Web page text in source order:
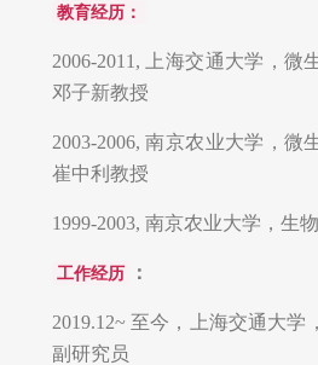
教育经历：
2006-2011, 上海交通大学，微
邓子新教授
2003-2006, 南京农业大学，微
崔中利教授
1999-2003, 南京农业大学，生
工作经历 ：
2019.12~ 至今，上海交通大学
副研究员